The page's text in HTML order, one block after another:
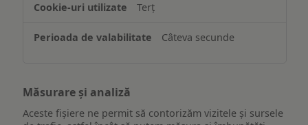
Terț
Câteva secunde
Măsurare și analiză
Aceste fișiere ne permit să contorizăm vizitele și sursele